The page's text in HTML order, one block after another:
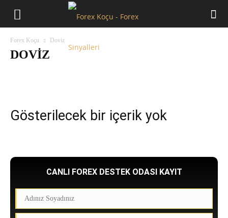
KoçuForex Koçu Doviz
DOVIZ
Gösterilecek bir içerik yok
CANLI FOREX DESTEK ODASI KAYIT